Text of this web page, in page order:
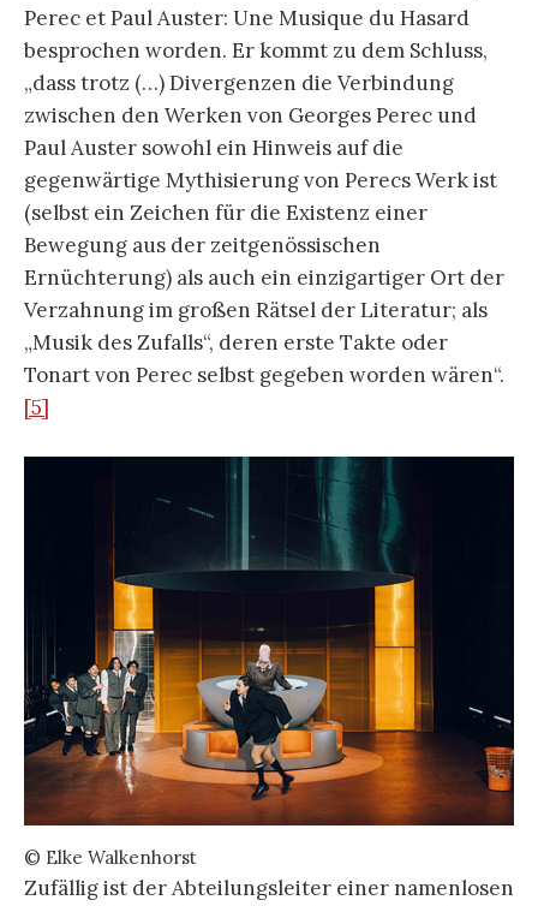
Perec et Paul Auster: Une Musique du Hasard
besprochen worden. Er kommt zu dem Schluss,
„dass trotz (…) Divergenzen die Verbindung
zwischen den Werken von Georges Perec und
Paul Auster sowohl ein Hinweis auf die
gegenwärtige Mythisierung von Perecs Werk ist
(selbst ein Zeichen für die Existenz einer
Bewegung aus der zeitgenössischen
Ernüchterung) als auch ein einzigartiger Ort der
Verzahnung im großen Rätsel der Literatur; als
„Musik des Zufalls“, deren erste Takte oder
Tonart von Perec selbst gegeben worden wären“.
[5]
© Elke Walkenhorst
Zufällig ist der Abteilungsleiter einer namenlosen